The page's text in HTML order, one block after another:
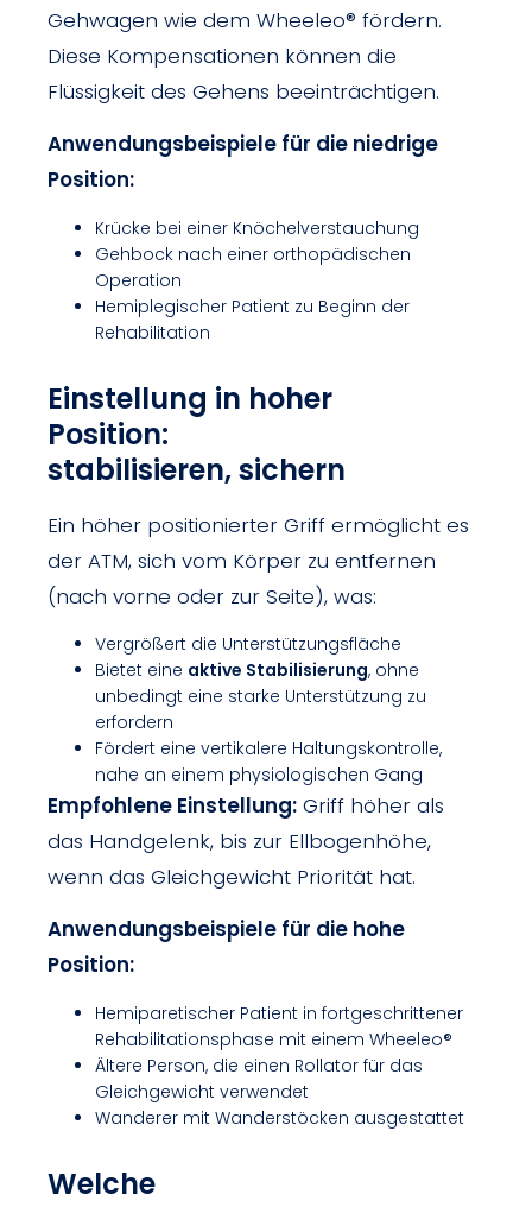
Gehwagen wie dem Wheeleo® fördern.
Diese Kompensationen können die
Flüssigkeit des Gehens beeinträchtigen.
Anwendungsbeispiele für die niedrige
Position:
Krücke bei einer Knöchelverstauchung
Gehbock nach einer orthopädischen
Operation
Hemiplegischer Patient zu Beginn der
Rehabilitation
Einstellung in hoher
Position:
stabilisieren, sichern
Ein höher positionierter Griff ermöglicht es
der ATM, sich vom Körper zu entfernen
(nach vorne oder zur Seite), was:
Vergrößert die Unterstützungsfläche
Bietet eine aktive Stabilisierung, ohne
unbedingt eine starke Unterstützung zu
erfordern
Fördert eine vertikalere Haltungskontrolle,
nahe an einem physiologischen Gang
Empfohlene Einstellung: Griff höher als
das Handgelenk, bis zur Ellbogenhöhe,
wenn das Gleichgewicht Priorität hat.
Anwendungsbeispiele für die hohe
Position:
Hemiparetischer Patient in fortgeschrittener
Rehabilitationsphase mit einem Wheeleo®
Ältere Person, die einen Rollator für das
Gleichgewicht verwendet
Wanderer mit Wanderstöcken ausgestattet
Welche